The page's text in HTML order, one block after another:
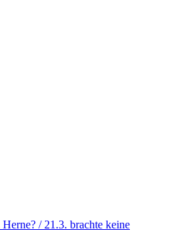
/ 21.3. brachte keine